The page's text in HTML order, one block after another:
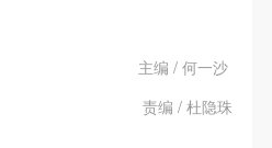
主编 / 何一沙
责编 / 杜隐珠